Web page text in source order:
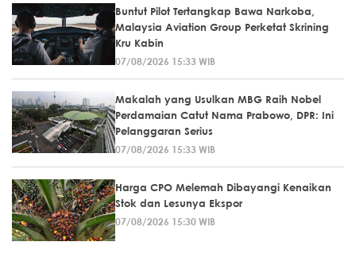
Buntut Pilot Tertangkap Bawa Narkoba,
Malaysia Aviation Group Perketat Skrining
Kru Kabin
07/08/2026 15:33 WIB
Makalah yang Usulkan MBG Raih Nobel
Perdamaian Catut Nama Prabowo, DPR: Ini
Pelanggaran Serius
07/08/2026 15:33 WIB
Harga CPO Melemah Dibayangi Kenaikan
Stok dan Lesunya Ekspor
07/08/2026 15:30 WIB